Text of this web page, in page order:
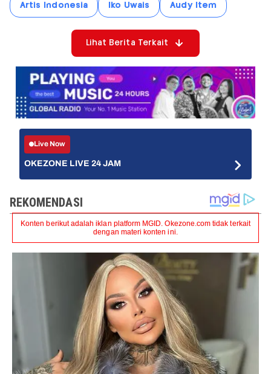
Artis Indonesia Iko Uwais Audy Item
Lihat Berita Terkait
Live Now
OKEZONE LIVE 24 JAM